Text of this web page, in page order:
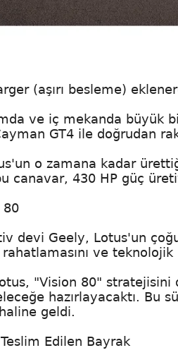
(aşırı besleme)
ve iç mekanda büyük
GT4 ile doğrudan
o zamana kadar
canavar, 430 HP güç
80
devi Geely, Lotus'un
ve teknolojik
"Vision 80"
hazırlayacaktı. Bu
geldi.
Edilen Bayrak